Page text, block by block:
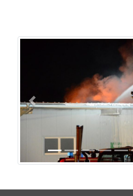
Previous